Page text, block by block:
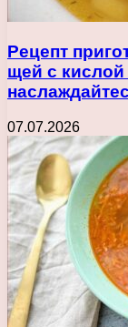
Рецепт
щей с
07.07.2026